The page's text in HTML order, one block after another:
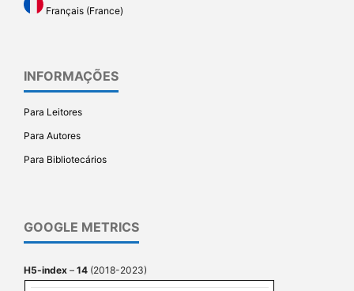
Français (France)
INFORMAÇÕES
Para Leitores
Para Autores
Para Bibliotecários
GOOGLE METRICS
H5-index – 14 (2018-2023)